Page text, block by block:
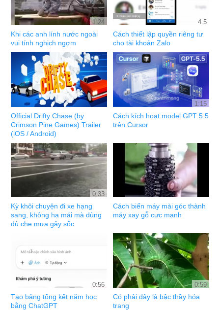
1:24
Khi các anh lính nước ngoài
vui tính nghịch ngợm
4:5
Cách thiết lập quyền riêng tư
cho tài khoản Zalo
Official Drifty Chase (by
Crimson Pine Games) Trailer
(iOS / Android)
1:15
Cách kích hoạt model GPT 5.5
trên Cursor
0:33
Kỳ khôi chuyện đi xe hạng
sang, không hạ mái mà dùng
dù che mưa gây sốc
Cách biến máy mài góc thành
máy xay gỗ cực mạnh
0:56
Tạo bảng tổng kết năm học
bằng ChatGPT
0:59
Có phải đây là bậc thầy hóa
trang